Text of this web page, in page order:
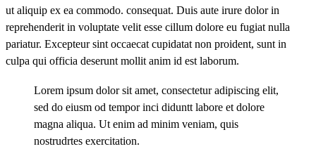
ut aliquip ex ea commodo. consequat. Duis aute irure dolor in
reprehenderit in voluptate velit esse cillum dolore eu fugiat nulla
pariatur. Excepteur sint occaecat cupidatat non proident, sunt in
culpa qui officia deserunt mollit anim id est laborum.
Lorem ipsum dolor sit amet, consectetur adipiscing elit,
sed do eiusm od tempor inci diduntt labore et dolore
magna aliqua. Ut enim ad minim veniam, quis
nostrudrtes exercitation.